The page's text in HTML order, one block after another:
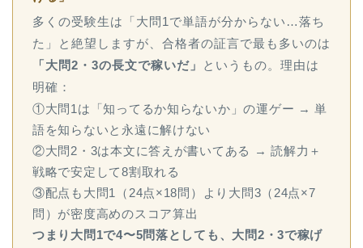
多くの受験生は「大問1で単語が分からない…落ち
た」と絶望しますが、合格者の証言で最も多いのは
「大問2・3の長文で稼いだ」
というもの。理由は
明確：
①大問1は「知ってるか知らないか」の運ゲー → 単
語を知らないと永遠に解けない
②大問2・3は本文に答えが書いてある → 読解力＋
戦略で安定して8割取れる
③配点も大問1（24点×18問）より大問3（24点×7
問）が密度高めのスコア算出
つまり大問1で4〜5問落としても、大問2・3で稼げ